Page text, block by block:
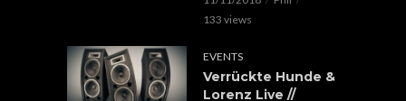
133 views
EVENTS
Verrückte Hunde &
Lorenz Live //